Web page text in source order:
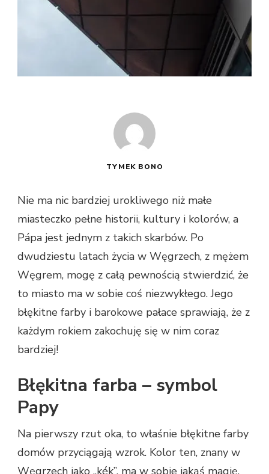
TYMEK BONO
Nie ma nic bardziej urokliwego niż małe
miasteczko pełne historii, kultury i kolorów, a
Pápa jest jednym z takich skarbów. Po
dwudziestu latach życia w Węgrzech, z mężem
Węgrem, mogę z całą pewnością stwierdzić, że
to miasto ma w sobie coś niezwykłego. Jego
błękitne farby i barokowe pałace sprawiają, że z
każdym rokiem zakochuję się w nim coraz
bardziej!
Błękitna farba – symbol
Papy
Na pierwszy rzut oka, to właśnie błękitne farby
domów przyciągają wzrok. Kolor ten, znany w
Węgrzech jako „kék”, ma w sobie jakąś magię.